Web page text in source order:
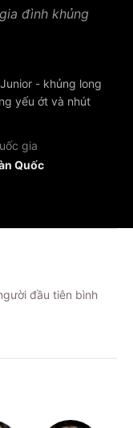
đình khủng
- khủng long
yếu ớt và nhút
gia
Quốc
đầu tiên bình